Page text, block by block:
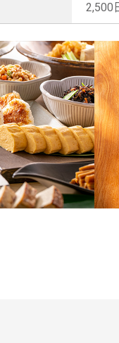
2,500